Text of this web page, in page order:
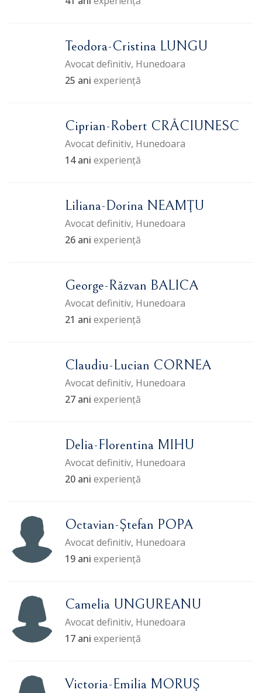
Teodora-Cristina LUNGU
Avocat definitiv, Hunedoara
25 ani experiență
Ciprian-Robert CRĂCIUNESC
Avocat definitiv, Hunedoara
14 ani experiență
Liliana-Dorina NEAMŢU
Avocat definitiv, Hunedoara
26 ani experiență
George-Răzvan BALICA
Avocat definitiv, Hunedoara
21 ani experiență
Claudiu-Lucian CORNEA
Avocat definitiv, Hunedoara
27 ani experiență
Delia-Florentina MIHU
Avocat definitiv, Hunedoara
20 ani experiență
Octavian-Ştefan POPA
Avocat definitiv, Hunedoara
19 ani experiență
Camelia UNGUREANU
Avocat definitiv, Hunedoara
17 ani experiență
Victoria-Emilia MORUŞ